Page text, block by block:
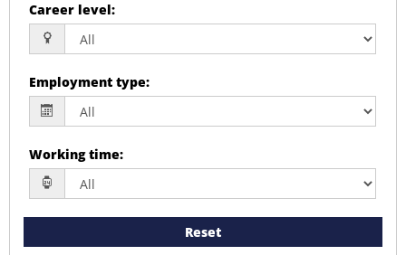
Career level:
Employment type:
Working time:
Reset